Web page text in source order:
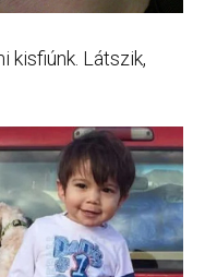
kisfiúnk. Látszik,